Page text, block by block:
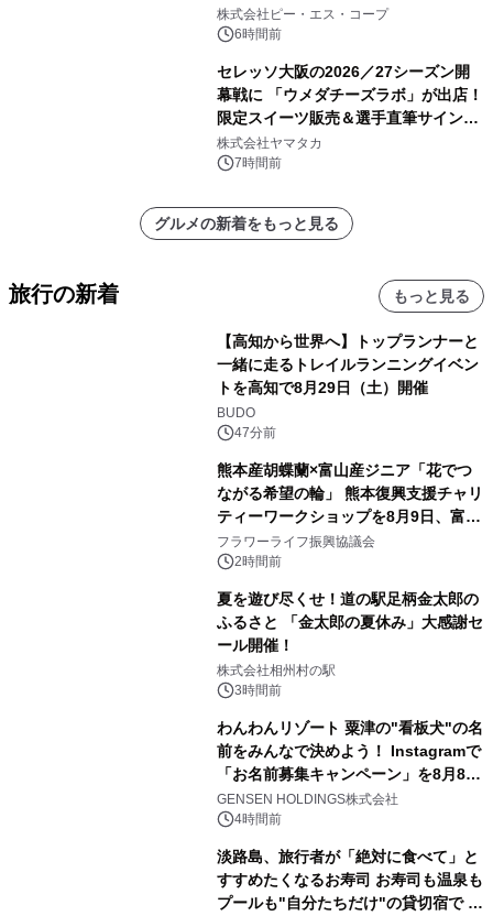
株式会社ピー・エス・コープ
6時間前
セレッソ大阪の2026／27シーズン開
幕戦に 「ウメダチーズラボ」が出店！
限定スイーツ販売＆選手直筆サイング
ッズが当たる抽選会を 8月8日に開催
株式会社ヤマタカ
7時間前
グルメの新着をもっと見る
旅行の新着 もっと見る
【高知から世界へ】トップランナーと
一緒に走るトレイルランニングイベン
トを高知で8月29日（土）開催
BUDO
47分前
熊本産胡蝶蘭×富山産ジニア「花でつ
ながる希望の輪」 熊本復興支援チャリ
ティーワークショップを8月9日、富
山・射水で開催
フラワーライフ振興協議会
2時間前
夏を遊び尽くせ！道の駅足柄金太郎の
ふるさと 「金太郎の夏休み」大感謝セ
ール開催！
株式会社相州村の駅
3時間前
わんわんリゾート 粟津の"看板犬"の名
前をみんなで決めよう！ Instagramで
「お名前募集キャンペーン」を8月8日
(土)より開催
GENSEN HOLDINGS株式会社
4時間前
淡路島、旅行者が「絶対に食べて」と
すすめたくなるお寿司 お寿司も温泉も
プールも"自分たちだけ"の貸切宿で 1